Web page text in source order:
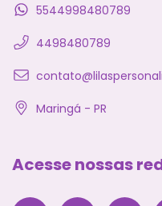
5544998480789
4498480789
Maringá - PR
Acesse nossas